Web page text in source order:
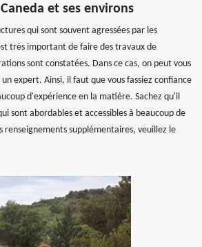
et ses environs
qui sont souvent agressées par les
très important de faire des travaux de
sont constatées. Dans ce cas, on peut vous
expert. Ainsi, il faut que vous fassiez confiance
d'expérience en la matière. Sachez qu'il
sont abordables et accessibles à beaucoup de
renseignements supplémentaires, veuillez le